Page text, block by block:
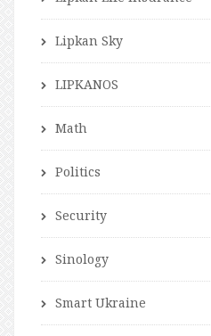
Lipkan Sky
LIPKANOS
Math
Politics
Security
Sinology
Smart Ukraine